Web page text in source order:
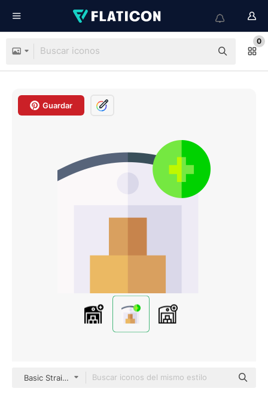
0
Guardar
Basic Straight Flat